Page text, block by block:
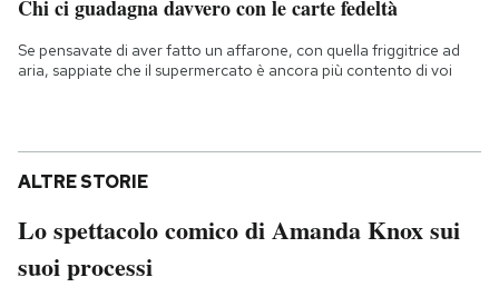
Chi ci guadagna davvero con le carte fedeltà
Se pensavate di aver fatto un affarone, con quella friggitrice ad
aria, sappiate che il supermercato è ancora più contento di voi
ALTRE STORIE
Lo spettacolo comico di Amanda Knox sui
suoi processi